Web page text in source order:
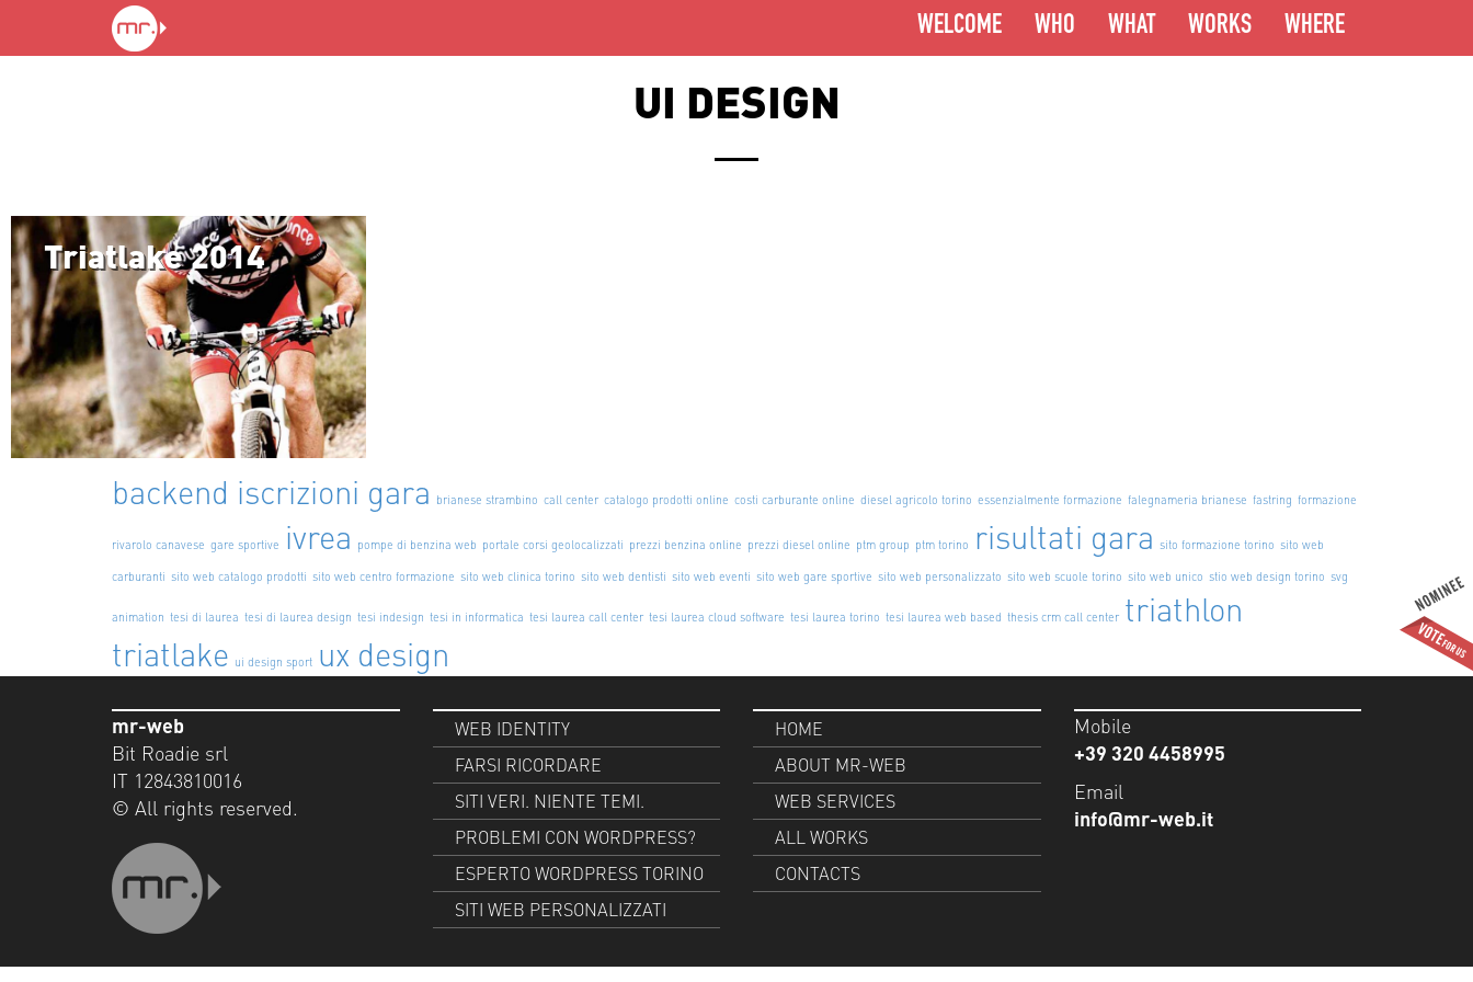
WELCOME WHO WHAT WORKS WHERE
UI DESIGN
Triatlake 2014
backend iscrizioni gara brianese strambino call center catalogo prodotti online costi carburante online diesel agricolo torino essenzialmente formazione falegnameria brianese fastring formazione
rivarolo canavese gare sportive ivrea pompe di benzina web portale corsi geolocalizzati prezzi benzina online prezzi diesel online ptm group ptm torino risultati gara sito formazione torino sito web
carburanti sito web catalogo prodotti sito web centro formazione sito web clinica torino sito web dentisti sito web eventi sito web gare sportive sito web personalizzato sito web scuole torino sito web unico stio web design torino svg
animation tesi di laurea tesi di laurea design tesi indesign tesi in informatica tesi laurea call center tesi laurea cloud software tesi laurea torino tesi laurea web based thesis crm call center triathlon
triatlake ui design sport ux design
mr-web
Bit Roadie srl
IT 12843810016
© All rights reserved.
Mobile
+39 320 4458995
Email
info@mr-web.it
WEB IDENTITY
FARSI RICORDARE
SITI VERI. NIENTE TEMI.
PROBLEMI CON WORDPRESS?
ESPERTO WORDPRESS TORINO
SITI WEB PERSONALIZZATI
HOME
ABOUT MR-WEB
WEB SERVICES
ALL WORKS
CONTACTS